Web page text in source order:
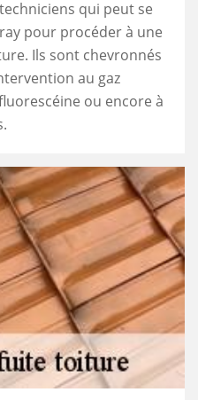
qui peut se
pour procéder à une
Ils sont chevronnés
au gaz
ou encore à